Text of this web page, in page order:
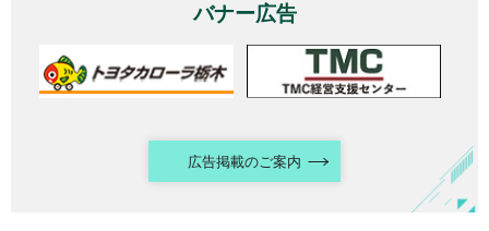
バナー広告
広告掲載のご案内